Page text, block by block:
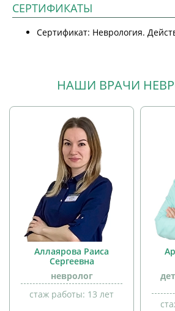
СЕРТИФИКАТЫ
Сертификат: Неврология.
НАШИ ВРАЧИ
Аллаярова Раиса
Сергеевна
невролог
стаж работы: 13 лет